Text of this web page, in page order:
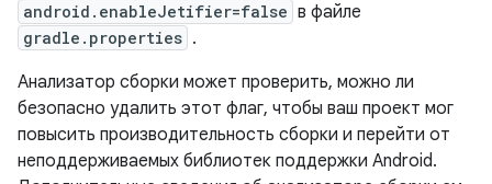
android.enableJetifier=false в файле
gradle.properties .
Анализатор сборки может проверить, можно ли
безопасно удалить этот флаг, чтобы ваш проект мог
повысить производительность сборки и перейти от
неподдерживаемых библиотек поддержки Android.